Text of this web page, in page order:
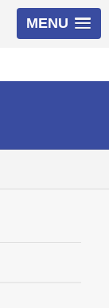
MENU